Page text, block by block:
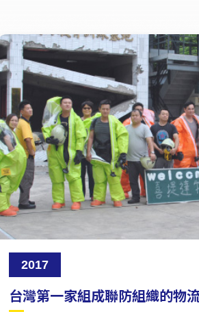
2017
台灣第一家組成聯防組織的物